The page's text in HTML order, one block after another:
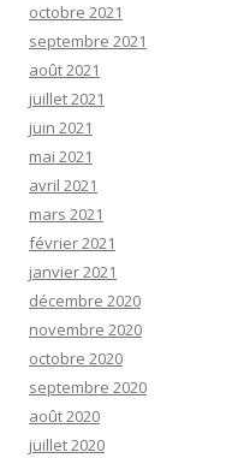
octobre 2021
septembre 2021
août 2021
juillet 2021
juin 2021
mai 2021
avril 2021
mars 2021
février 2021
janvier 2021
décembre 2020
novembre 2020
octobre 2020
septembre 2020
août 2020
juillet 2020